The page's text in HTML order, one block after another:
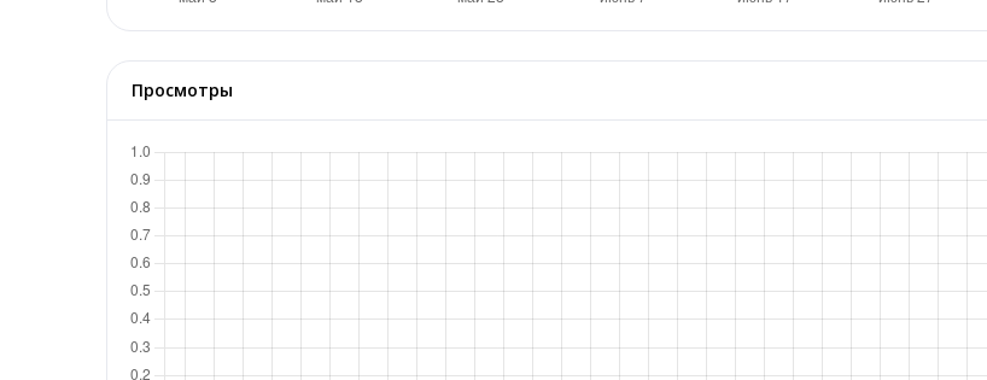
Просмотры